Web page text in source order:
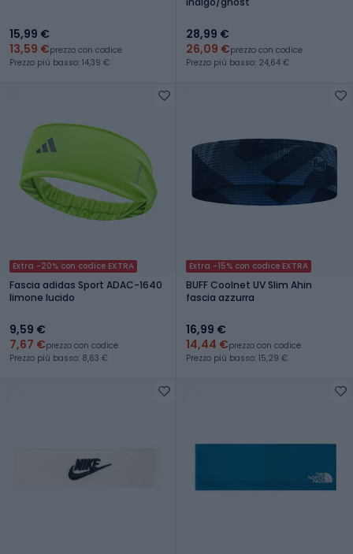
15,99 €
13,59 €prezzo con codice
Prezzo più basso: 14,39 €
28,99 €
26,09 €prezzo con codice
Prezzo più basso: 24,64 €
Extra -20% con codice EXTRA
Fascia adidas Sport ADAC-1640
limone lucido
9,59 €
7,67 €prezzo con codice
Prezzo più basso: 8,63 €
Extra -15% con codice EXTRA
BUFF Coolnet UV Slim Ahin
fascia azzurra
16,99 €
14,44 €prezzo con codice
Prezzo più basso: 15,29 €